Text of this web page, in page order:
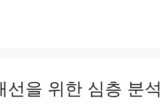
을 위한 심층 분석